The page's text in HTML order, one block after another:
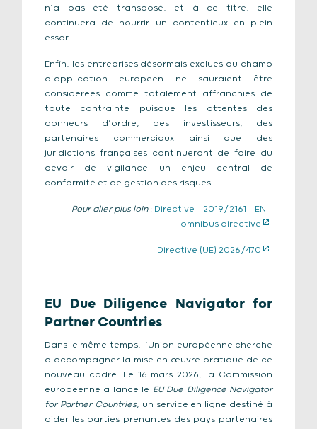
n’a pas été transposé, et à ce titre, elle
continuera de nourrir un contentieux en plein
essor.
Enfin, les entreprises désormais exclues du champ
d’application européen ne sauraient être
considérées comme totalement affranchies de
toute contrainte puisque les attentes des
donneurs d’ordre, des investisseurs, des
partenaires commerciaux ainsi que des
juridictions françaises continueront de faire du
devoir de vigilance un enjeu central de
conformité et de gestion des risques.
Pour aller plus loin: Directive – 2019/2161 – EN –
omnibus directive
Directive (UE) 2026/470
EU Due Diligence Navigator for
Partner Countries
Dans le même temps, l’Union européenne cherche
à accompagner la mise en œuvre pratique de ce
nouveau cadre. Le 16 mars 2026, la Commission
européenne a lancé le EU Due Diligence Navigator
for Partner Countries, un service en ligne destiné à
aider les parties prenantes des pays partenaires